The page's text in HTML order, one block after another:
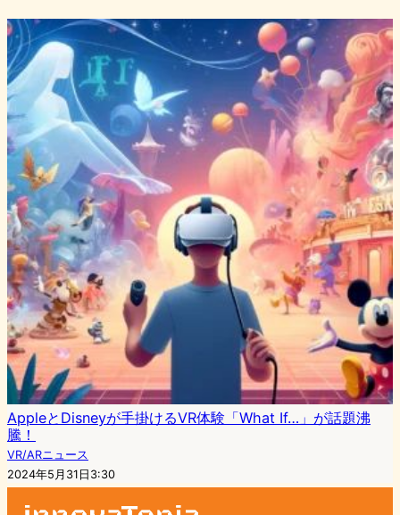
AppleとDisneyが手掛けるVR体験「What If…」が話題沸
騰！
VR/ARニュース
2024年5月31日3:30